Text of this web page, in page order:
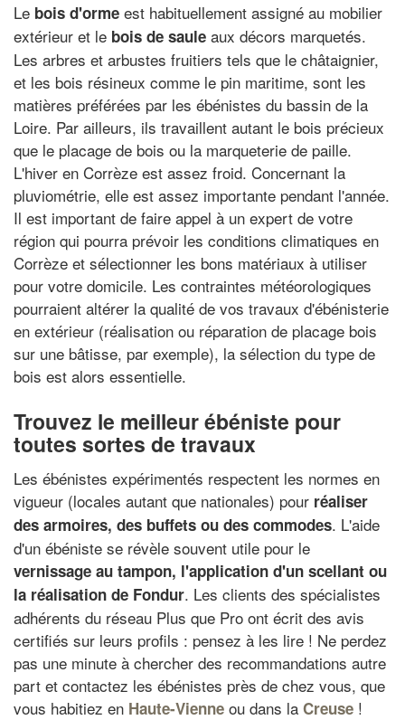
Le bois d'orme est habituellement assigné au mobilier
extérieur et le bois de saule aux décors marquetés.
Les arbres et arbustes fruitiers tels que le châtaignier,
et les bois résineux comme le pin maritime, sont les
matières préférées par les ébénistes du bassin de la
Loire. Par ailleurs, ils travaillent autant le bois précieux
que le placage de bois ou la marqueterie de paille.
L'hiver en Corrèze est assez froid. Concernant la
pluviométrie, elle est assez importante pendant l'année.
Il est important de faire appel à un expert de votre
région qui pourra prévoir les conditions climatiques en
Corrèze et sélectionner les bons matériaux à utiliser
pour votre domicile. Les contraintes météorologiques
pourraient altérer la qualité de vos travaux d'ébénisterie
en extérieur (réalisation ou réparation de placage bois
sur une bâtisse, par exemple), la sélection du type de
bois est alors essentielle.
Trouvez le meilleur ébéniste pour
toutes sortes de travaux
Les ébénistes expérimentés respectent les normes en
vigueur (locales autant que nationales) pour réaliser
des armoires, des buffets ou des commodes. L'aide
d'un ébéniste se révèle souvent utile pour le
vernissage au tampon, l'application d'un scellant ou
la réalisation de Fondur. Les clients des spécialistes
adhérents du réseau Plus que Pro ont écrit des avis
certifiés sur leurs profils : pensez à les lire ! Ne perdez
pas une minute à chercher des recommandations autre
part et contactez les ébénistes près de chez vous, que
vous habitiez en Haute-Vienne ou dans la Creuse !